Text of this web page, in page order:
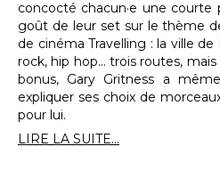
concocté chacun·e une
goût de leur set sur le thème
de cinéma Travelling : la ville
rock, hip hop… trois routes,
bonus, Gary Gritness a
expliquer ses choix de
pour lui.
LIRE LA SUITE...